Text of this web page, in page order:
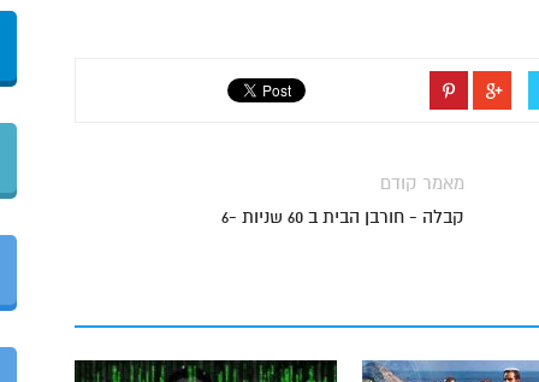
מאמר קודם
קבלה - חורבן הבית ב 60 שניות -6